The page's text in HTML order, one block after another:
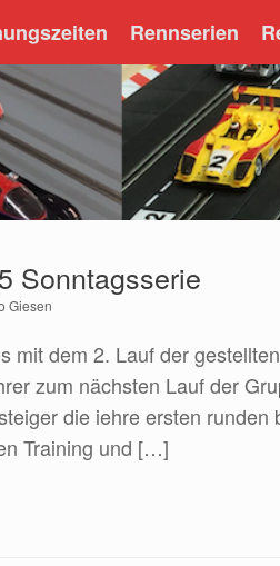
Rennserien
Sonntagsserie
Giesen
mit dem 2. Lauf der
zum nächsten Lauf der
die iehre ersten
Training und […]